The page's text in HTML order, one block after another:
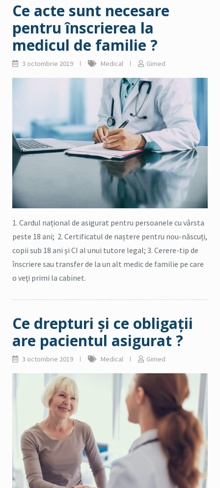
Ce acte sunt necesare
pentru înscrierea la
medicul de familie ?
3 octombrie 2019 Medical Gimed
1. Cardul național de asigurat pentru persoanele cu vârsta
peste 18 ani; 2. Certificatul de naștere pentru nou-născuți,
copii sub 18 ani și CI al unui tutore legal; 3. Cerere-tip de
înscriere sau transfer de la un alt medic de familie pe care
o veţi primi la cabinet.
Ce drepturi şi ce obligaţii
are pacientul asigurat ?
3 octombrie 2019 Medical Gimed